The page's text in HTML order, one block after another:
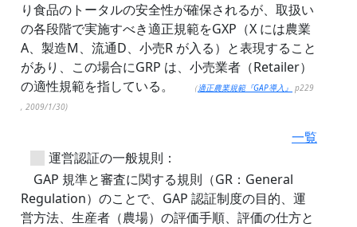
り食品のトータルの安全性が確保されるが、取扱い
の各段階で実施すべき適正規範をGXP（X には農業
A、製造M、流通D、小売R が入る）と表現すること
があり、この場合にGRP は、小売業者（Retailer）
の適性規範を指している。
（適正農業規範『GAP導入』 p229
, 2009/1/30)
一覧
運営認証の一般規則：
GAP 規準と審査に関する規則（GR：General
Regulation）のことで、GAP 認証制度の目的、運
営方法、生産者（農場）の評価手順、評価の仕方と